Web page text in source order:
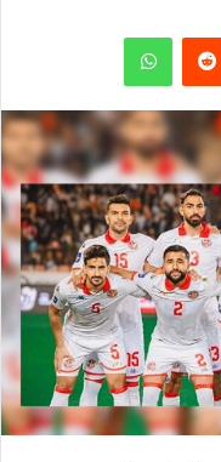
واتساب